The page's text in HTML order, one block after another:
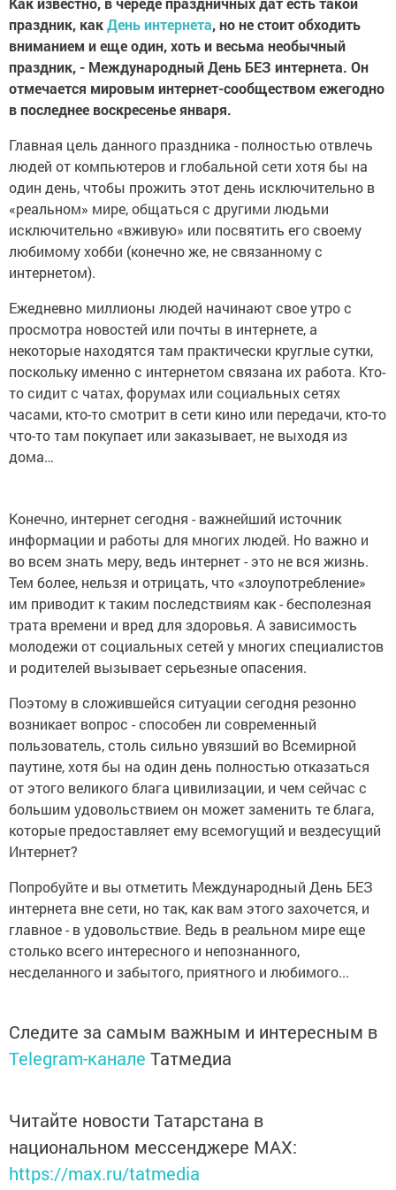
праздник, какДень интернета, но не стоит обходить
вниманием и еще один, хоть и весьма необычный
праздник, - Международный День БЕЗ интернета. Он
отмечается мировым интернет-сообществом ежегодно
в последнее воскресенье января.
Главная цель данного праздника - полностью отвлечь
людей от компьютеров и глобальной сети хотя бы на
один день, чтобы прожить этот день исключительно в
«реальном» мире, общаться с другими людьми
исключительно «вживую» или посвятить его своему
любимому хобби (конечно же, не связанному с
интернетом).
Ежедневно миллионы людей начинают свое утро с
просмотра новостей или почты в интернете, а
некоторые находятся там практически круглые сутки,
поскольку именно с интернетом связана их работа. Кто-
то сидит с чатах, форумах или социальных сетях
часами, кто-то смотрит в сети кино или передачи, кто-то
что-то там покупает или заказывает, не выходя из
дома…
Конечно, интернет сегодня - важнейший источник
информации и работы для многих людей. Но важно и
во всем знать меру, ведь интернет - это не вся жизнь.
Тем более, нельзя и отрицать, что «злоупотребление»
им приводит к таким последствиям как - бесполезная
трата времени и вред для здоровья. А зависимость
молодежи от социальных сетей у многих специалистов
и родителей вызывает серьезные опасения.
Поэтому в сложившейся ситуации сегодня резонно
возникает вопрос - способен ли современный
пользователь, столь сильно увязший во Всемирной
паутине, хотя бы на один день полностью отказаться
от этого великого блага цивилизации, и чем сейчас с
большим удовольствием он может заменить те блага,
которые предоставляет ему всемогущий и вездесущий
Интернет?
Попробуйте и вы отметить Международный День БЕЗ
интернета вне сети, но так, как вам этого захочется, и
главное - в удовольствие. Ведь в реальном мире еще
столько всего интересного и непознанного,
несделанного и забытого, приятного и любимого...
Следите за самым важным и интересным в
Telegram-канале Татмедиа
Читайте новости Татарстана в
национальном мессенджере MАХ:
https://max.ru/tatmedia